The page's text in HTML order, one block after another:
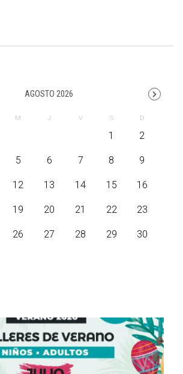
AGOSTO 2026
1 2
5 6 7 8 9
12 13 14 15 16
19 20 21 22 23
26 27 28 29 30